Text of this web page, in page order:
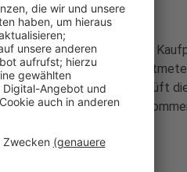
veröffentlicht. Der
260 Euro pro
reduzieren. Das prüft
für ein Grundstück